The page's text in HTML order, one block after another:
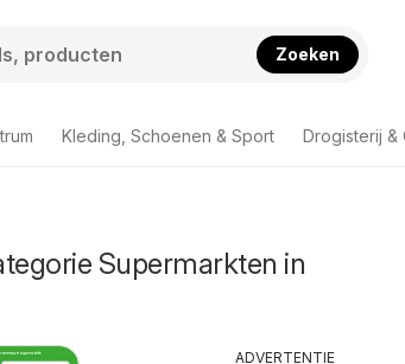
Zoeken
Kleding, Schoenen & Sport Drogisterij &
Supermarkten in
ADVERTENTIE